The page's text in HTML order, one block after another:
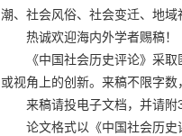
潮、社会风俗、社会变迁、地域
热诚欢迎海内外学者赐稿！
《中国社会历史评论》采
或视角上的创新。来稿不限字数
来稿请投电子文档，并请附
论文格式以《中国社会历史